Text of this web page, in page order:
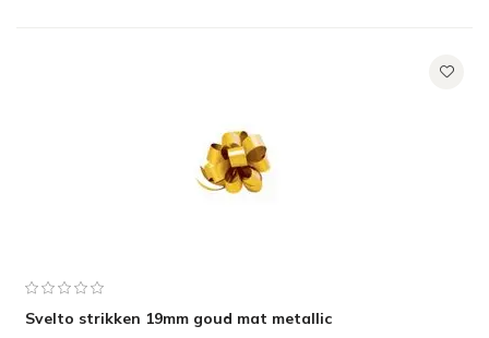
Svelto strikken 19mm goud mat metallic